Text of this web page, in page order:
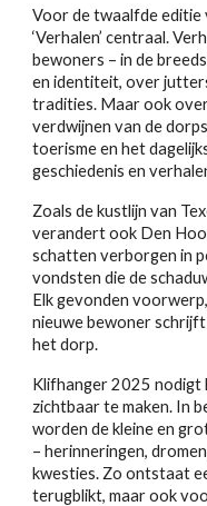
Voor de twaalfde
‘Verhalen’ centraal.
bewoners – in de
en identiteit, over
tradities. Maar ook
verdwijnen van de
toerisme en het
geschiedenis en
Zoals de kustlijn van
verandert ook Den
schatten verborgen in
vondsten die de
Elk gevonden
nieuwe bewoner
het dorp.
Klifhanger 2025 nodigt
zichtbaar te maken. In
worden de kleine en
– herinneringen,
kwesties. Zo ontstaat
terugblikt, maar ook